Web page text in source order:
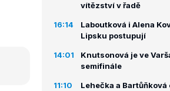
vítězství v řadě
16:14
Laboutková i Alena
Lipsku postupují
14:01
Knutsonová je ve
semifinále
11:10
Lehečka a Bartůňková